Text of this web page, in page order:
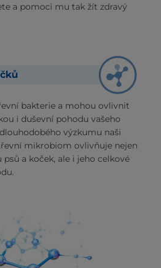
a pomoci mu tak žít zdravý
bakterie a mohou ovlivnit
i duševní pohodu vašeho
výzkumu naši
mikrobiom ovlivňuje nejen
a koček, ale i jeho celkové